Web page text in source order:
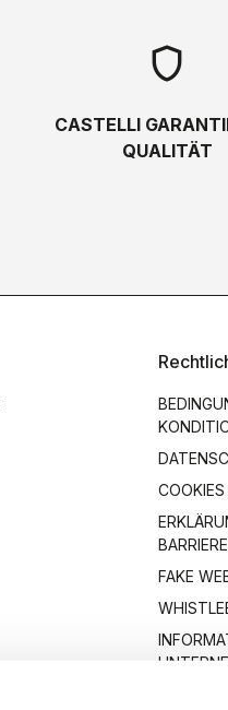
shield
CASTELLI
QUALITÄT
FAKE